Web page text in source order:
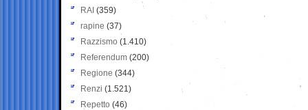
RAI (359)
rapine (37)
Razzismo (1.410)
Referendum (200)
Regione (344)
Renzi (1.521)
Repetto (46)